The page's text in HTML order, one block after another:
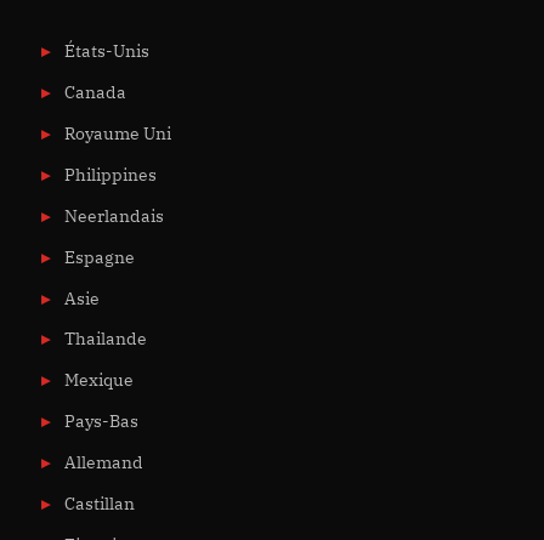
États-Unis
Canada
Royaume Uni
Philippines
Neerlandais
Espagne
Asie
Thailande
Mexique
Pays-Bas
Allemand
Castillan